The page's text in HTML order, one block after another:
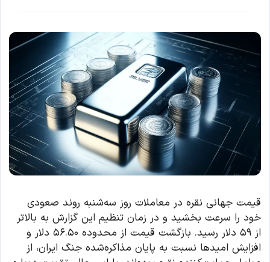
قیمت جهانی نقره در معاملات روز سه‌شنبه روند صعودی
خود را سرعت بخشید و در زمان تنظیم این گزارش به بالاتر
از ۵۹ دلار رسید. بازگشت قیمت از محدوده ۵۶.۵۰ دلار و
افزایش امیدها نسبت به پایان مذاکره‌شده جنگ ایران، از